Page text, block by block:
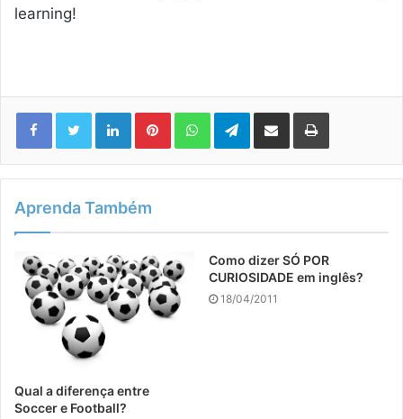
learning!
LinkedinPinterestWhatsAppTelegram
Compartilhar via e-mail Imprimir
Aprenda Também
Qual a diferença entre
Soccer e Football?
Como dizer SÓ POR
CURIOSIDADE em inglês?
18/04/2011